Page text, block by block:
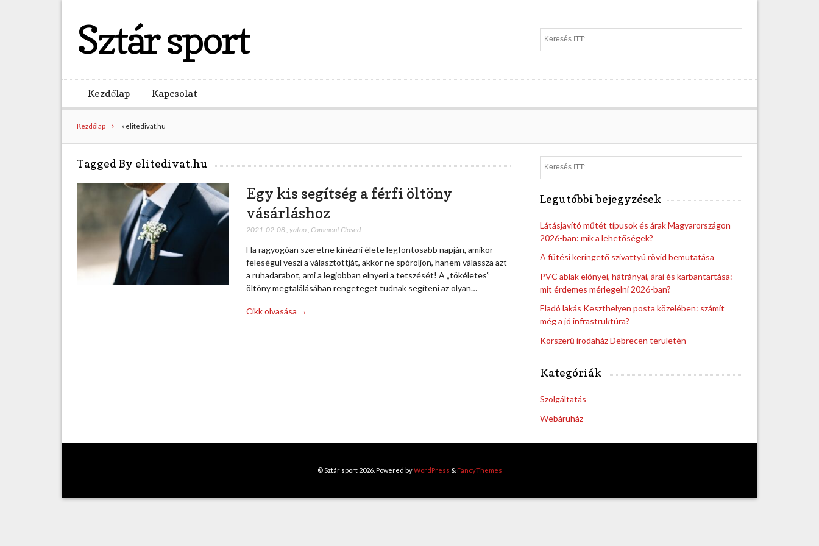
Sztár sport
e
c
Kezdőlap Kapcsolat
Kezdőlap » elitedivat.hu
Tagged By elitedivat.hu
Egy kis segítség a férfi öltöny
vásárláshoz
2021-02-08, yatoo, Comment Closed
Ha ragyogóan szeretne kinézni élete legfontosabb napján, amikor
feleségül veszi a választottját, akkor ne spóroljon, hanem válassza azt
a ruhadarabot, ami a legjobban elnyeri a tetszését! A „tökéletes”
öltöny megtalálásában rengeteget tudnak segíteni az olyan…
Cikk olvasása →
e
Legutóbbi bejegyzések
Látásjavító műtét típusok és árak Magyarországon
2026-ban: mik a lehetőségek?
A fűtési keringető szivattyú rövid bemutatása
PVC ablak előnyei, hátrányai, árai és karbantartása:
mit érdemes mérlegelni 2026-ban?
Eladó lakás Keszthelyen posta közelében: számít
még a jó infrastruktúra?
Korszerű irodaház Debrecen területén
Kategóriák
Szolgáltatás
Webáruház
© Sztár sport 2026. Powered byWordPress & FancyThemes